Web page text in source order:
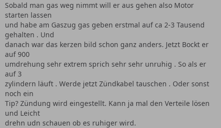
Sobald man gas weg nimmt will er aus gehen also Motor
starten lassen
und habe am Gaszug gas geben erstmal auf ca 2-3 Tausend
gehalten . Und
danach war das kerzen bild schon ganz anders. Jetzt Bockt er
auf 900
umdrehung sehr extrem sprich sehr sehr unruhig . So als er
auf 3
zylindern läuft . Werde jetzt Zündkabel tauschen . Oder sonst
noch ein
Tip? Zündung wird eingestellt. Kann ja mal den Verteile lösen
und Leicht
drehn udn schauen ob es ruhiger wird.